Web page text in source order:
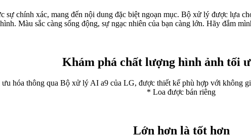
sự chính xác, mang đến nội dung đặc biệt ngoạn mục. Bộ xử lý được lựa
Màu sắc càng sống động, sự ngạc nhiên của bạn càng lớn. Hãy đắm
Khám phá chất lượng hình ảnh tối
hóa thông qua Bộ xử lý AI a9 của LG, được thiết kế phù hợp với không
* Loa được bán riêng
Lớn hơn là tốt hơn